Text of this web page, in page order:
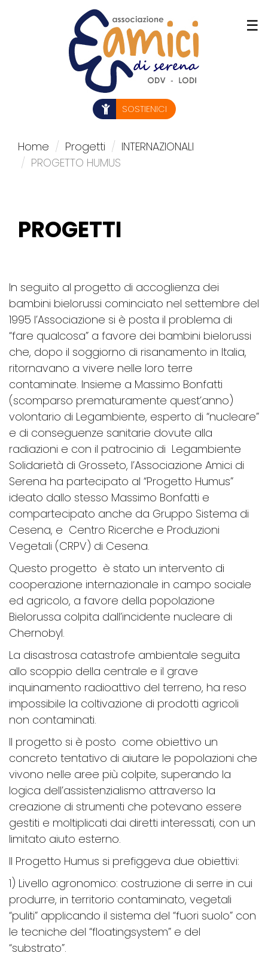
☰
SOSTIENICI
Home Progetti
INTERNAZIONALI
PROGETTO HUMUS
PROGETTI
In seguito al progetto di accoglienza dei
bambini bielorussi cominciato nel settembre del
1995 l’Associazione si è posta il problema di
“fare qualcosa” a favore dei bambini bielorussi
che, dopo il soggiorno di risanamento in Italia,
ritornavano a vivere nelle loro terre
contaminate. Insieme a Massimo Bonfatti
(scomparso prematuramente quest’anno)
volontario di Legambiente, esperto di “nucleare”
e di conseguenze sanitarie dovute alla
radiazioni e con il patrocinio di Legambiente
Solidarietà di Grosseto, l’Associazione Amici di
Serena ha partecipato al “Progetto Humus”
ideato dallo stesso Massimo Bonfatti e
compartecipato anche da Gruppo Sistema di
Cesena, e Centro Ricerche e Produzioni
Vegetali (CRPV) di Cesena.
Questo progetto è stato un intervento di
cooperazione internazionale in campo sociale
ed agricolo, a favore della popolazione
Bielorussa colpita dall’incidente nucleare di
Chernobyl.
La disastrosa catastrofe ambientale seguita
allo scoppio della centrale e il grave
inquinamento radioattivo del terreno, ha reso
impossibile la coltivazione di prodotti agricoli
non contaminati.
Il progetto si è posto come obiettivo un
concreto tentativo di aiutare le popolazioni che
vivono nelle aree più colpite, superando la
logica dell’assistenzialismo attraverso la
creazione di strumenti che potevano essere
gestiti e moltiplicati dai diretti interessati, con un
limitato aiuto esterno.
Il Progetto Humus si prefiggeva due obiettivi:
1) Livello agronomico: costruzione di serre in cui
produrre, in territorio contaminato, vegetali
“puliti” applicando il sistema del “fuori suolo” con
le tecniche del “floatingsystem” e del
“substrato”.